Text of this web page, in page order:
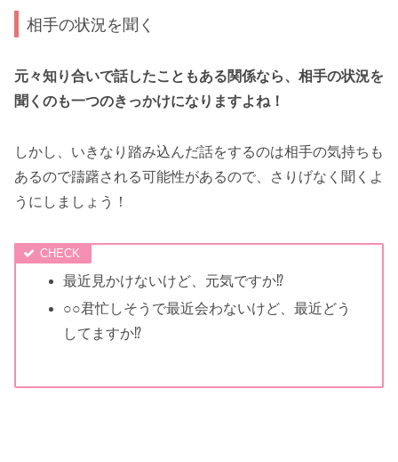
相手の状況を聞く
元々知り合いで話したこともある関係なら、相手の状況を
聞くのも一つのきっかけになりますよね！
しかし、いきなり踏み込んだ話をするのは相手の気持ちも
あるので躊躇される可能性があるので、さりげなく聞くよ
うにしましょう！
最近見かけないけど、元気ですか⁉
○○君忙しそうで最近会わないけど、最近どう
してますか⁉